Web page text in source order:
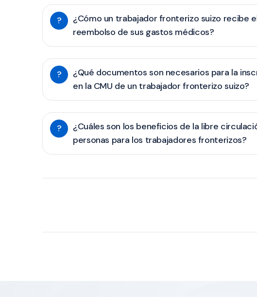
?
¿Cómo un trabajador fronterizo suizo recibe
reembolso de sus gastos médicos?
?
¿Qué documentos son necesarios para la
en la CMU de un trabajador fronterizo suizo?
?
¿Cuáles son los beneficios de la libre
personas para los trabajadores fronterizos?